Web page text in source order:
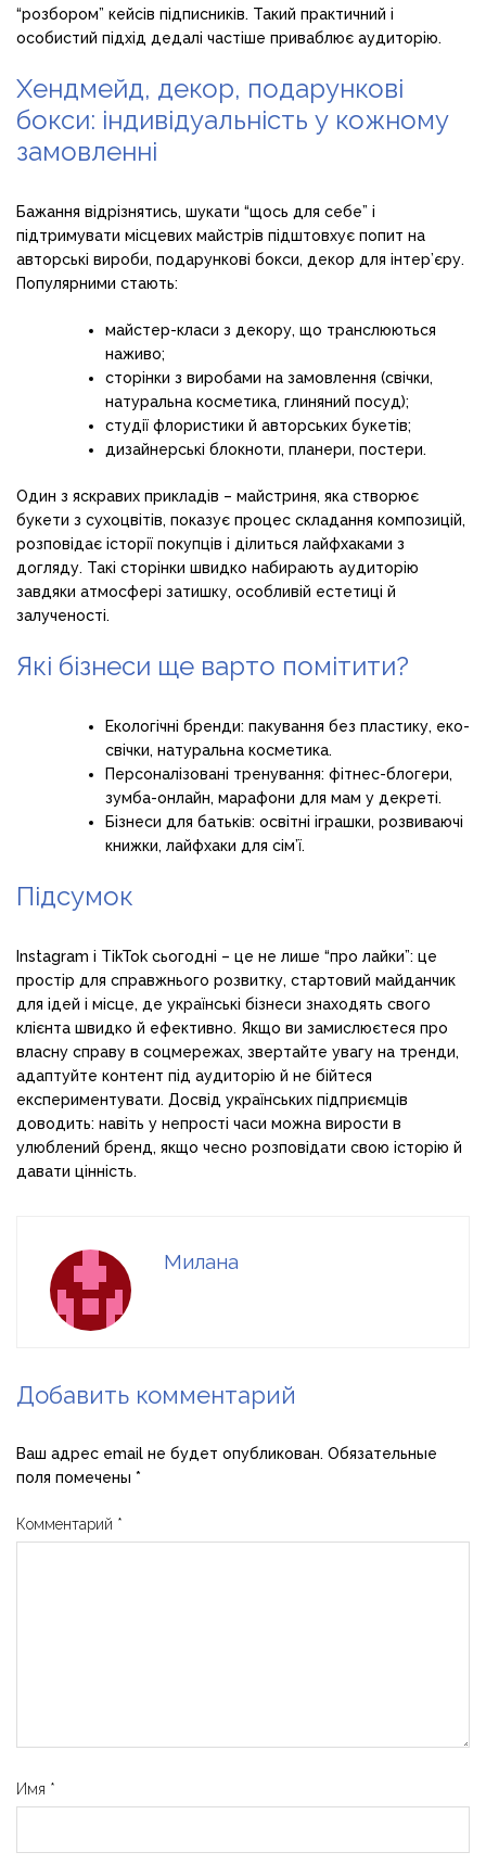
“розбором” кейсів підписників. Такий практичний і
особистий підхід дедалі частіше приваблює аудиторію.
Хендмейд, декор, подарункові
бокси: індивідуальність у кожному
замовленні
Бажання відрізнятись, шукати “щось для себе” і
підтримувати місцевих майстрів підштовхує попит на
авторські вироби, подарункові бокси, декор для інтер’єру.
Популярними стають:
майстер-класи з декору, що транслюються
наживо;
сторінки з виробами на замовлення (свічки,
натуральна косметика, глиняний посуд);
студії флористики й авторських букетів;
дизайнерські блокноти, планери, постери.
Один з яскравих прикладів – майстриня, яка створює
букети з сухоцвітів, показує процес складання композицій,
розповідає історії покупців і ділиться лайфхаками з
догляду. Такі сторінки швидко набирають аудиторію
завдяки атмосфері затишку, особливій естетиці й
залученості.
Які бізнеси ще варто помітити?
Екологічні бренди: пакування без пластику, еко-
свічки, натуральна косметика.
Персоналізовані тренування: фітнес-блогери,
зумба-онлайн, марафони для мам у декреті.
Бізнеси для батьків: освітні іграшки, розвиваючі
книжки, лайфхаки для сім’ї.
Підсумок
Instagram і TikTok сьогодні – це не лише “про лайки”: це
простір для справжнього розвитку, стартовий майданчик
для ідей і місце, де українські бізнеси знаходять свого
клієнта швидко й ефективно. Якщо ви замислюєтеся про
власну справу в соцмережах, звертайте увагу на тренди,
адаптуйте контент під аудиторію й не бійтеся
експериментувати. Досвід українських підприємців
доводить: навіть у непрості часи можна вирости в
улюблений бренд, якщо чесно розповідати свою історію й
давати цінність.
Милана
Добавить комментарий
Ваш адрес email не будет опубликован. Обязательные
поля помечены *
Комментарий *
Имя *